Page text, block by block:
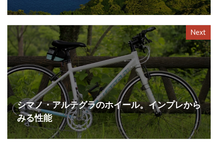
Next
シマノ・アルテグラのホイール。インプレから
みる性能